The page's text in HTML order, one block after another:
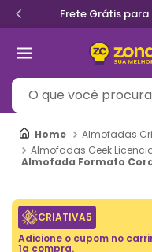
Frete Grátis
O que você procura?
Almofadas
Almofadas Geek
Almofada Formato
CRIATIVA5
Adicione o cupom no
1a compra.